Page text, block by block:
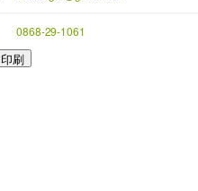
0868-29-1061
印刷